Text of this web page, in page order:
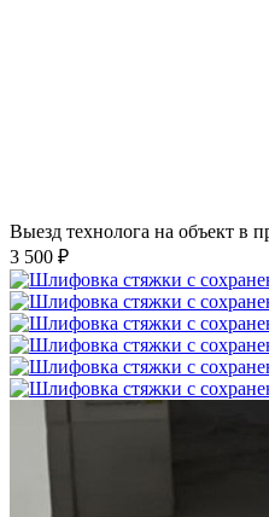
Выезд технолога на объект в
3 500 ₽